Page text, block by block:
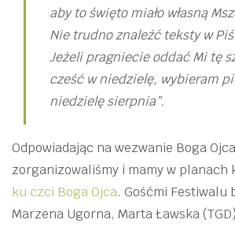
aby to święto miało własną
Nie trudno znaleźć teksty w
Jeżeli pragniecie oddać Mi tę
cześć w niedzielę, wybieram
niedzielę sierpnia”.
Odpowiadając na wezwanie Boga
zorganizowaliśmy i mamy w planach
ku czci Boga Ojca. Gośćmi Festiwalu
Marzena Ugorna, Marta Ławska